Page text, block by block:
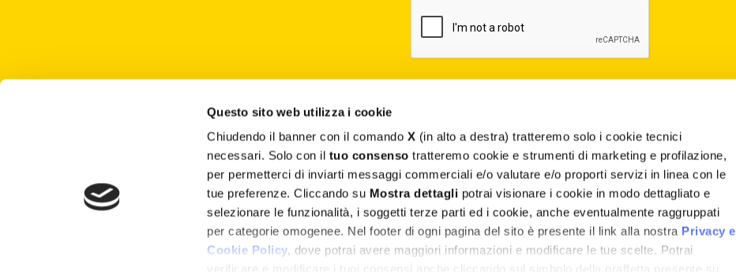
Questo sito web utilizza i cookie
Chiudendo il banner con il comando X (in alto a destra) tratteremo solo i cookie tecnici
necessari. Solo con il tuo consenso tratteremo cookie e strumenti di marketing e profilazione,
per permetterci di inviarti messaggi commerciali e/o valutare e/o proporti servizi in linea con le
tue preferenze. Cliccando su Mostra dettagli potrai visionare i cookie in modo dettagliato e
selezionare le funzionalità, i soggetti terze parti ed i cookie, anche eventualmente raggruppati
per categorie omogenee. Nel footer di ogni pagina del sito è presente il link alla nostra Privacy e
Cookie Policy, dove potrai avere maggiori informazioni e modificare le tue scelte. Potrai
verificare e modificare i tuoi consensi anche cliccando sul simbolo della graffetta presente su
Lisciani TV
Contatti
Assistenza
Termini e Condizioni
Privacy e Cookie Policy